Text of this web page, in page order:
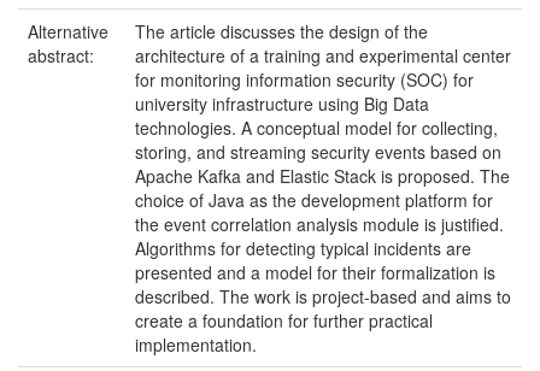
Alternative
abstract:
The article discusses the design of the
architecture of a training and experimental center
for monitoring information security (SOC) for
university infrastructure using Big Data
technologies. A conceptual model for collecting,
storing, and streaming security events based on
Apache Kafka and Elastic Stack is proposed. The
choice of Java as the development platform for
the event correlation analysis module is justified.
Algorithms for detecting typical incidents are
presented and a model for their formalization is
described. The work is project-based and aims to
create a foundation for further practical
implementation.